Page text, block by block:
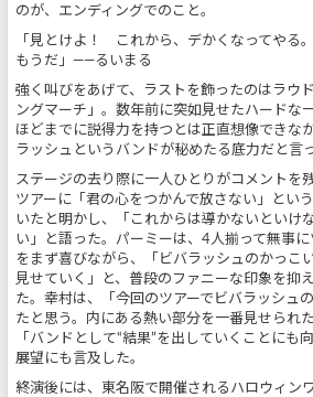
のが、エンディングでのこと。
「見とけよ！ これから、デかくなってやる
もうだ」――るいまる
強く叫びをあげて、ラストを飾ったのはラウ
ングマーチ」。数年前に突如見せたハードな
ほどまでに説得力を持つとは正直想像できな
ラッシュというバンドが秘めたる底力だと言
ステージの去り際に一人ひとりがコメントを
ツアーに「君の心をつかんで放さない」とい
いたと明かし、「これからは導かないといけ
い」と語った。パーミーは、4人揃って無事
をまず喜びながら、「ビバラッシュのかっこ
見せていく」と、普段のファニーな印象を抑
た。幸村は、「今回のツアーでビバラッシュ
たと思う。内にある熱い部分を一番見せられ
「バンドとして“結果”を出していくことにも
展望にも言及した。
終演後には、東名阪で開催されるハロウィン